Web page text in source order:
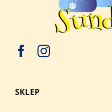
SKLEP